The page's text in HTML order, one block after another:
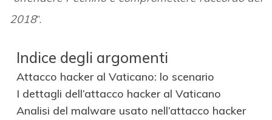
2018”.
Indice degli argomenti
Attacco hacker al Vaticano: lo scenario
I dettagli dell’attacco hacker al Vaticano
Analisi del malware usato nell’attacco hacker